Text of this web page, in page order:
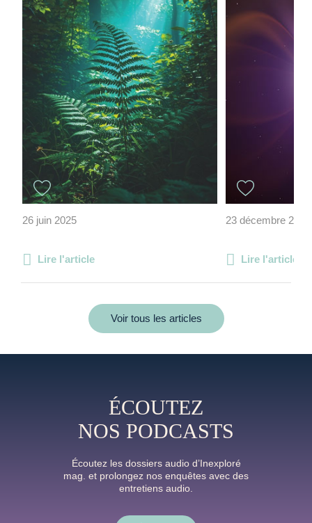
26 juin 2025
Lire l'article
23 décembre 2021
Lire l'article
Voir tous les articles
ÉCOUTEZ
NOS PODCASTS
Écoutez les dossiers audio d’Inexploré
mag. et prolongez nos enquêtes avec des
entretiens audio.